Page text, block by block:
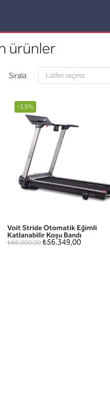
ürünler
Sırala
HIZLI GÖRÜNÜM
-15%
Voit Stride Otomatik Eğimli
Katlanabilir Koşu Bandı
₺66.290,00₺56.349,00